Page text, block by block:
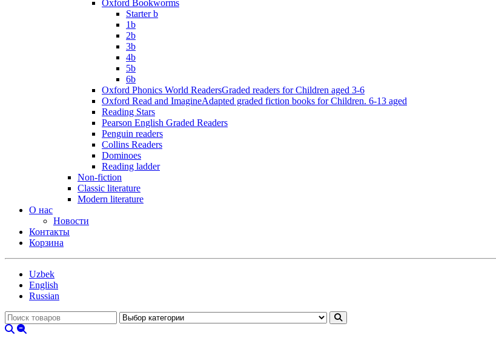
Oxford Bookworms
Starter b
1b
2b
3b
4b
5b
6b
Oxford Phonics World ReadersGraded readers for Children aged 3-6
Oxford Read and ImagineAdapted graded fiction books for Children. 6-13 aged
Reading Stars
Pearson English Graded Readers
Penguin readers
Collins Readers
Dominoes
Reading ladder
Non-fiction
Classic literature
Modern literature
О нас
Новости
Контакты
Корзина
Uzbek
English
Russian